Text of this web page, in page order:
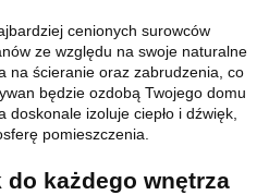
cenionych surowców
ze względu na swoje naturalne
na ścieranie oraz zabrudzenia, co
będzie ozdobą Twojego domu
doskonale izoluje ciepło i dźwięk,
pomieszczenia.
każdego wnętrza